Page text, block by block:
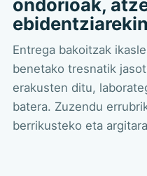
ondorioak,
Entrega bakoitzak
benetako tresnatik
erakusten ditu,
batera. Zuzendu
berrikusteko eta